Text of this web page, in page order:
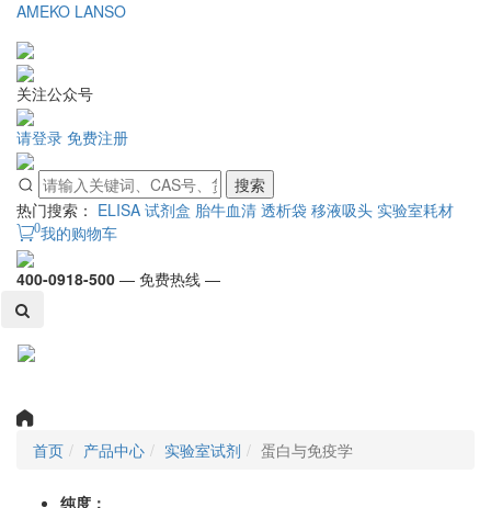
AMEKO LANSO
关注公众号
请登录 免费注册
搜索
热门搜索： ELISA 试剂盒 胎牛血清 透析袋 移液吸头 实验室耗材
0我的购物车
400-0918-500 — 免费热线 —
首页 产品中心 实验室试剂 蛋白与免疫学
纯度：